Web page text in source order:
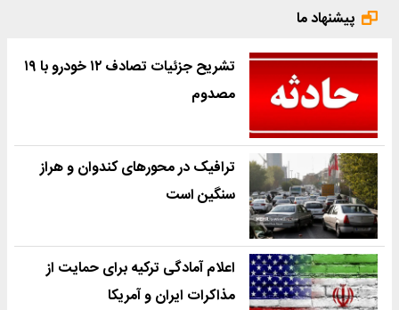
پیشنهاد ما
تشریح جزئیات تصادف ۱۲ خودرو با ۱۹
مصدوم
ترافیک در محورهای کندوان و هراز
سنگین است
اعلام آمادگی ترکیه برای حمایت از
مذاکرات ایران و آمریکا